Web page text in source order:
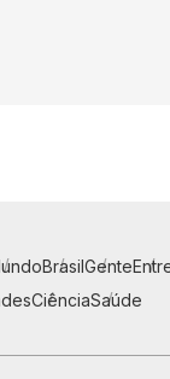
BrasilGente
CiênciaSaúde